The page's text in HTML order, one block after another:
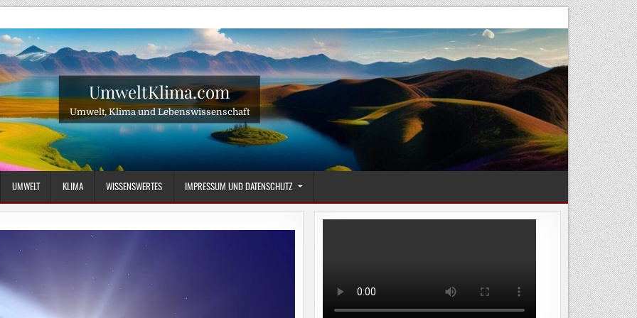
UmweltKlima.com
Umwelt, Klima und Lebenswissenschaft
UMWELT KLIMA WISSENSWERTES IMPRESSUM UND DATENSCHUTZ